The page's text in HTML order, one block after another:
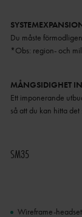
Du måste
*Obs: region- och
MÅNGSIDIGHET
Ett imponerande
så att du kan hitta
SM35
Wireframe-